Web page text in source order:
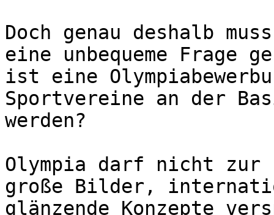
Doch genau deshalb
eine unbequeme Frage
ist eine
Sportvereine an der
werden?
Olympia darf nicht zur
große Bilder,
glänzende Konzepte